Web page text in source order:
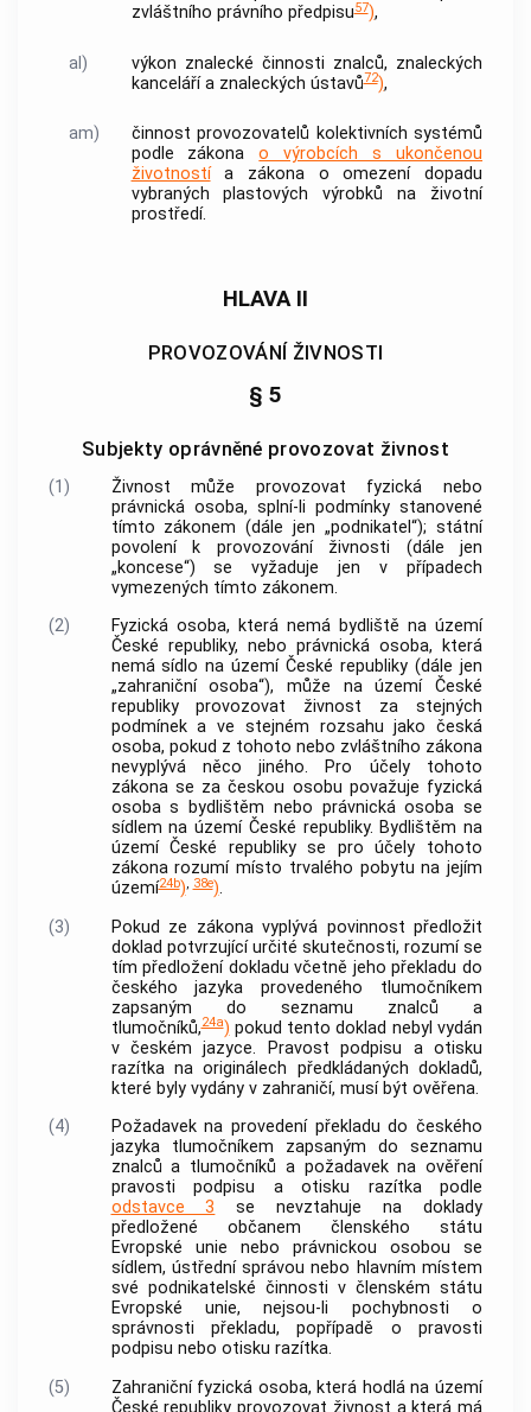
zvláštního právního předpisu57),
al)
výkon znalecké činnosti znalců, znaleckých
kanceláří a znaleckých ústavů72),
am)
činnost provozovatelů kolektivních systémů
podle zákonao výrobcích s ukončenou
životnostía zákona o omezení dopadu
vybraných plastových výrobků na životní
prostředí.
HLAVA II
PROVOZOVÁNÍ ŽIVNOSTI
§ 5
Subjekty oprávněné provozovat živnost
(1) Živnost může provozovat fyzická nebo
právnická osoba, splní-li podmínky stanovené
tímto zákonem (dále jen „podnikatel“); státní
povolení k provozování živnosti (dále jen
„koncese“) se vyžaduje jen v případech
vymezených tímto zákonem.
(2)
Fyzická osoba, která nemá bydliště na území
České republiky, nebo právnická osoba, která
nemá sídlo na území České republiky (dále jen
„zahraniční osoba“), může na území České
republiky provozovat živnost za stejných
podmínek a ve stejném rozsahu jako česká
osoba, pokud z tohoto nebo zvláštního zákona
nevyplývá něco jiného. Pro účely tohoto
zákona se za českou osobu považuje fyzická
osoba s bydlištěm nebo právnická osoba se
sídlem na území České republiky. Bydlištěm na
území České republikyse pro účely tohoto
zákona rozumí místo trvalého pobytu na jejím
území24b), 38e).
(3)
Pokud ze zákona vyplývá povinnost předložit
doklad potvrzující určité skutečnosti, rozumí se
tím předložení dokladu včetně jeho překladu do
českého jazyka provedeného tlumočníkem
zapsaným do seznamu znalců a
tlumočníků,24a) pokud tento doklad nebyl vydán
v českém jazyce. Pravost podpisu a otisku
razítka na originálech předkládaných dokladů,
které byly vydány v zahraničí, musí být ověřena.
(4)
Požadavek na provedení překladu do českého
jazyka tlumočníkem zapsaným do seznamu
znalců a tlumočníků a požadavek na ověření
pravosti podpisu a otisku razítka podle
odstavce 3 se nevztahuje na doklady
předložené občanem členského státu
Evropské unie nebo právnickou osobou se
sídlem, ústřední správou nebo hlavním místem
své podnikatelské činnosti v členském státu
Evropské unie, nejsou-li pochybnosti o
správnosti překladu, popřípadě o pravosti
podpisu nebo otisku razítka.
(5)
Zahraniční fyzická osoba, která hodlá na území
České republiky provozovat živnost a která má